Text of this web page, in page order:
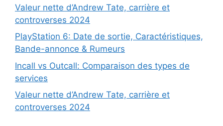
Valeur nette d’Andrew Tate, carrière et
controverses 2024
PlayStation 6: Date de sortie, Caractéristiques,
Bande-annonce & Rumeurs
Incall vs Outcall: Comparaison des types de
services
Valeur nette d’Andrew Tate, carrière et
controverses 2024